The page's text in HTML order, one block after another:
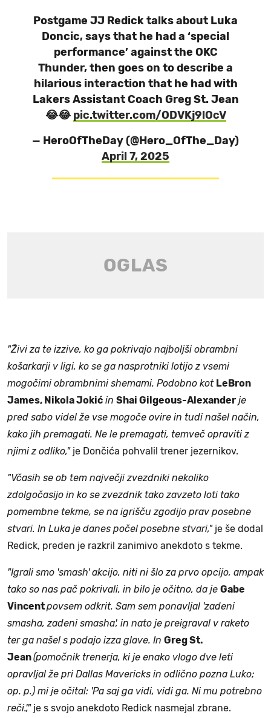
Postgame JJ Redick talks about Luka
Doncic, says that he had a ‘special
performance’ against the OKC
Thunder, then goes on to describe a
hilarious interaction that he had with
Lakers Assistant Coach Greg St. Jean
😂😂 pic.twitter.com/ODVKj9lOcV
— HeroOfTheDay (@Hero_OfThe_Day)
April 7, 2025
"Živi za te izzive, ko ga pokrivajo najboljši obrambni
košarkarji v ligi, ko se ga nasprotniki lotijo z vsemi
mogočimi obrambnimi shemami. Podobno kot LeBron
James, Nikola Jokić in Shai Gilgeous-Alexander je
pred sabo videl že vse mogoče ovire in tudi našel način,
kako jih premagati. Ne le premagati, temveč opraviti z
njimi z odliko,"je Dončića pohvalil trener jezernikov.
"Včasih se ob tem največji zvezdniki nekoliko
zdolgočasijo in ko se zvezdnik tako zavzeto loti tako
pomembne tekme, se na igrišču zgodijo prav posebne
stvari. In Luka je danes počel posebne stvari," je še dodal
Redick, preden je razkril zanimivo anekdoto s tekme.
"Igrali smo 'smash' akcijo, niti ni šlo za prvo opcijo, ampak
tako so nas pač pokrivali, in bilo je očitno, da je Gabe
Vincentpovsem odkrit. Sam sem ponavljal 'zadeni
smasha, zadeni smasha', in nato je preigraval v raketo
ter ga našel s podajo izza glave. In Greg St.
Jean(pomočnik trenerja, ki je enako vlogo dve leti
opravljal že pri Dallas Mavericks in odlično pozna Luko;
op. p.) mi je očital: 'Pa saj ga vidi, vidi ga. Ni mu potrebno
reči.'," je s svojo anekdoto Redick nasmejal zbrane.